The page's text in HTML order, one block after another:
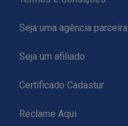
Seja uma agência parceira
Seja um afiliado
Certificado Cadastur
Reclame Aqui